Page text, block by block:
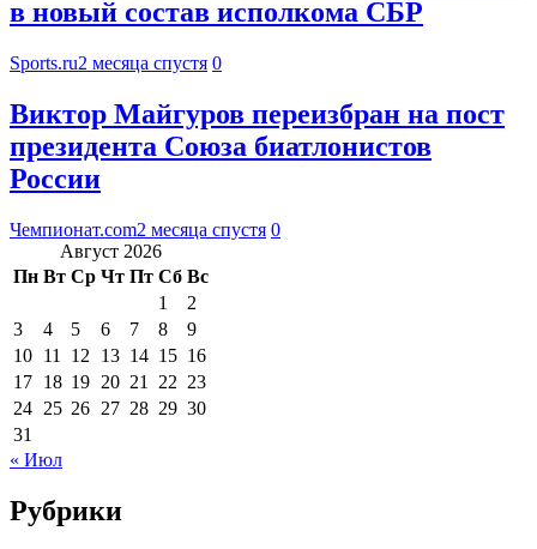
в новый состав исполкома СБР
Sports.ru2 месяца спустя 0
Виктор Майгуров переизбран на пост
президента Союза биатлонистов
России
Чемпионат.com2 месяца спустя 0
Август 2026
Пн Вт Ср Чт Пт Сб Вс
1
2
3
4 5 6 7 8
9
10 11 12 13 14 15 16
17 18 19 20 21 22 23
24 25 26 27 28 29 30
31
« Июл
Рубрики